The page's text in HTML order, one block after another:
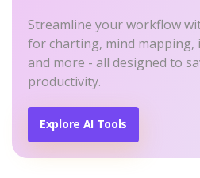
Streamline your workflow
for charting, mind mapping,
and more - all designed to
productivity.
Explore AI Tools